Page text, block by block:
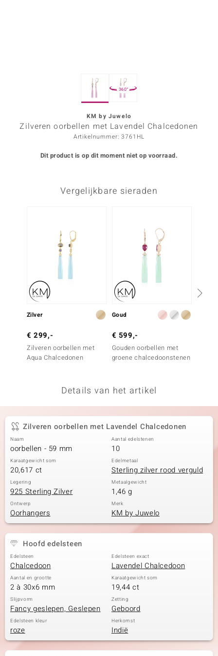
Collection
360°
KM by Juwelo
Zilveren oorbellen met Lavendel Chalcedonen
Artikelnummer: 3761HL
Dit product is op dit moment niet op voorraad.
Vergelijkbare sieraden
Zilver
€ 299,-
Zilveren oorbellen met
Aqua Chalcedonen
Goud
€ 599,-
Gouden oorbellen met
groene chalcedoonstenen
Details van het artikel
Zilveren oorbellen met Lavendel Chalcedonen
Naam
oorbellen - 59 mm
Aantal edelstenen
10
Karaatgewicht som
20,617 ct
Edelmetaal
Sterling zilver rood verguld
Legering
925 Sterling Zilver
Metaalgewicht
1,46 g
Ontwerp
Oorhangers
Merk
KM by Juwelo
Hoofd edelsteen
Edelsteen
Chalcedoon
Edelsteen exact
Lavendel Chalcedoon
Aantal en grootte
2 à 30x6 mm
Karaatgewicht som
19,44 ct
Slijpvorm
Fancy geslepen, Geslepen
Zetting
Geboord
Edelsteen kleur
roze
Herkomst
Indië